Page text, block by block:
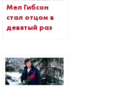
Мел Гибсон
стал отцом в
девятый раз